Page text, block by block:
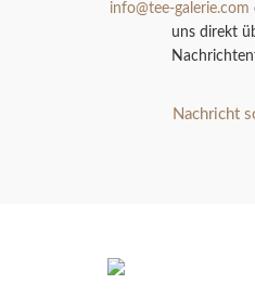
info@tee-galerie.com
uns direkt
Nachricht